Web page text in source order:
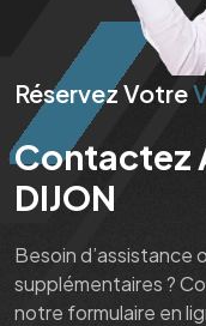
Réservez Votre
Contactez
DIJON
Besoin d’assistance
supplémentaires ?
notre formulaire en